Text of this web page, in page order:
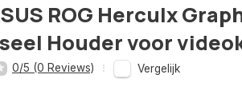
ROG Herculx
Houder voor
0/5 (0 Reviews) Vergelijk